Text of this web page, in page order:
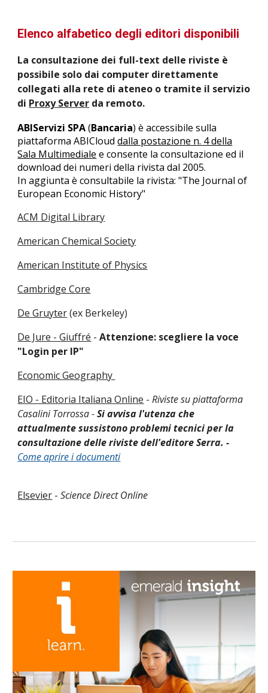
Elenco alfabetico degli editori disponibili
La consultazione dei full-text delle riviste è
possibile solo dai computer direttamente
collegati alla rete di ateneo o tramite il servizio
di Proxy Server da remoto.
ABIServizi SPA(Bancaria) è accessibile sulla
piattaforma ABIClouddalla postazione n. 4 della
Sala Multimediale e consente la consultazione ed il
download dei numeri della rivista dal 2005.
In aggiunta è consultabile la rivista: "The Journal of
European Economic History"
ACM Digital Library
American Chemical Society
American Institute of Physics
Cambridge Core
De Gruyter(ex Berkeley)
De Jure - Giuffré -Attenzione: scegliere la voce
"Login per IP"
Economic Geography
EIO - Editoria Italiana Online -Riviste su piattaforma
Casalini Torrossa -Si avvisa l'utenza che
attualmente sussistono problemi tecnici per la
consultazione delle riviste dell'editore Serra. -
Come aprire i documenti
Elsevier -Science Direct Online